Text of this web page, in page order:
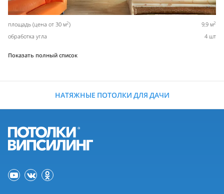
площадь (цена от 30 м2) 9,9 м2
обработка угла 4 шт
Показать полный список
НАТЯЖНЫЕ ПОТОЛКИ ДЛЯ ДАЧИ